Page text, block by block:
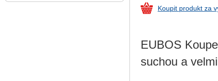
Koupit produkt za
EUBOS
suchou a